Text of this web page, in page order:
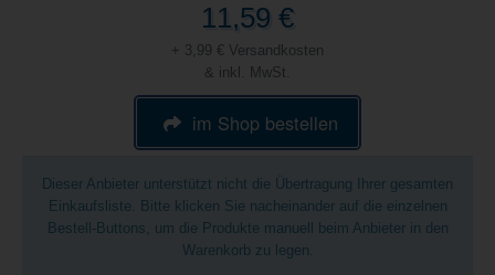
11,59 €
+ 3,99 € Versandkosten
& inkl. MwSt.
im Shop bestellen
Dieser Anbieter unterstützt nicht die Übertragung Ihrer gesamten
Einkaufsliste. Bitte klicken Sie nacheinander auf die einzelnen
Bestell-Buttons, um die Produkte manuell beim Anbieter in den
Warenkorb zu legen.